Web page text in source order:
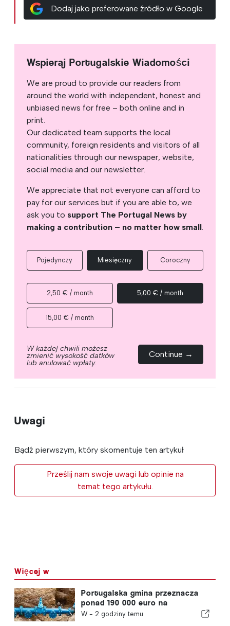
Dodaj jako preferowane źródło w Google
Wspieraj Portugalskie Wiadomości
We are proud to provide our readers from
around the world with independent, honest and
unbiased news for free – both online and in
print.
Our dedicated team supports the local
community, foreign residents and visitors of all
nationalities through our newspaper, website,
social media and our newsletter.
We appreciate that not everyone can afford to
pay for our services but if you are able to, we
ask you to support The Portugal News by
making a contribution – no matter how small.
Pojedynczy Miesięczny Coroczny
2,50 € / month 5,00 € / month
15,00 € / month
W każdej chwili możesz
zmienić wysokość datków
lub anulować wpłaty.
Continue →
Uwagi
Bądź pierwszym, który skomentuje ten artykuł
Prześlij nam swoje uwagi lub opinie na
temat tego artykułu.
Więcej w
Portugalska gmina przeznacza
ponad 190 000 euro na
zaopatrzenie w wodę
W - 2 godziny temu